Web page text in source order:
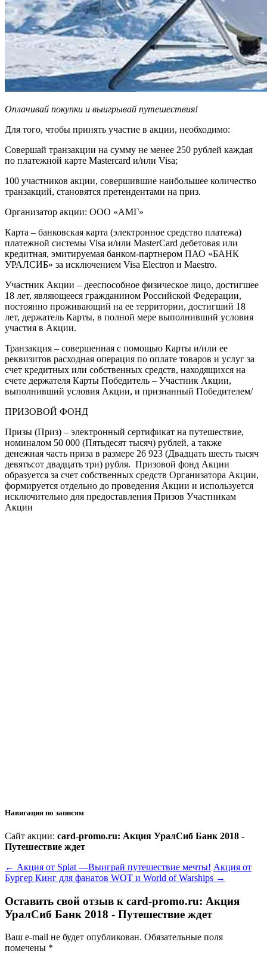
Оплачивай покупки и выигрывай путешествия!
Для того, чтобы принять участие в акции, необходимо:
Совершай транзакции на сумму не менее 250 рублей каждая
по платежной карте Mastercard и/или Visa;
100 участников акции, совершившие наибольшее количество
транзакций, становятся претендентами на приз.
Организатор акции: ООО «АМГ»
Карта – банковская карта (электронное средство платежа)
платежной системы Visa и/или MasterCard дебетовая или
кредитная, эмитируемая банком-партнером ПАО «БАНК
УРАЛСИБ» за исключением Visa Electron и Maestro.
Участник Акции – дееспособное физическое лицо, достигшее
18 лет, являющееся гражданином Российской Федерации,
постоянно проживающий на ее территории, достигший 18
лет, держатель Карты, в полной мере выполнивший условия
участия в Акции.
Транзакция – совершенная с помощью Карты и/или ее
реквизитов расходная операция по оплате товаров и услуг за
счет кредитных или собственных средств, находящихся на
счете держателя Карты Победитель – Участник Акции,
выполнивший условия Акции, и признанный Победителем/
ПРИЗОВОЙ ФОНД
Призы (Приз) – электронный сертификат на путешествие,
номиналом 50 000 (Пятьдесят тысяч) рублей, а также
денежная часть приза в размере 26 923 (Двадцать шесть тысяч
девятьсот двадцать три) рубля. Призовой фонд Акции
образуется за счет собственных средств Организатора Акции,
формируется отдельно до проведения Акции и используется
исключительно для предоставления Призов Участникам
Акции
Навигация по записям
Сайт акции: card-promo.ru: Акция УралСиб Банк 2018 -
Путешествие ждет
← Акция от Splat —Выиграй путешествие мечты! Акция от
Бургер Кинг для фанатов WOT и World of Warships →
Оставить свой отзыв к card-promo.ru: Акция
УралСиб Банк 2018 - Путешествие ждет
Ваш e-mail не будет опубликован. Обязательные поля
помечены *